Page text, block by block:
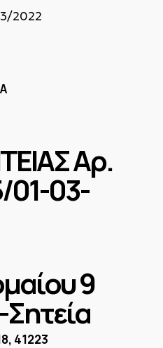
2022
Αρ.
01-03-
9
41223